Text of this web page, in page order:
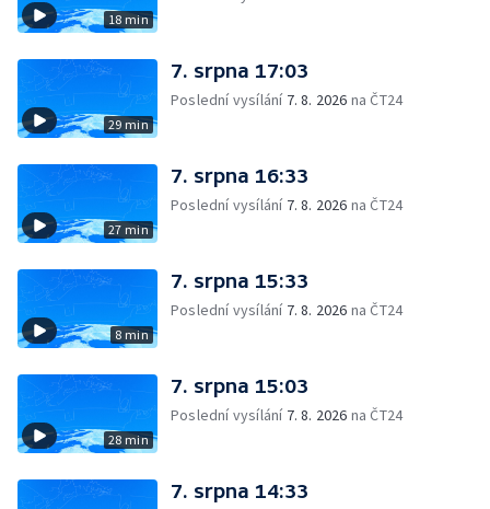
18 min
29 min
7. srpna 17:03
Poslední vysílání 7. 8. 2026 na ČT24
27 min
7. srpna 16:33
Poslední vysílání 7. 8. 2026 na ČT24
8 min
7. srpna 15:33
Poslední vysílání 7. 8. 2026 na ČT24
28 min
7. srpna 15:03
Poslední vysílání 7. 8. 2026 na ČT24
7. srpna 14:33